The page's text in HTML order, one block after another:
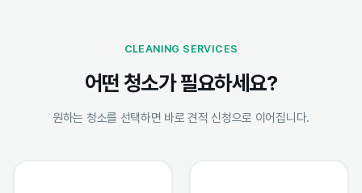
CLEANING SERVICES
어떤 청소가 필요하세요?
원하는 청소를 선택하면 바로 견적 신청으로 이어집니다.